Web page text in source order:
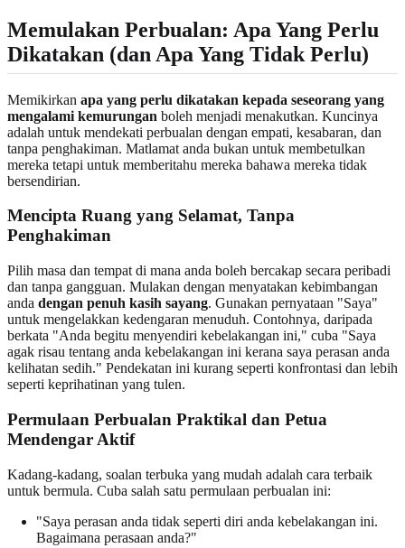
Memulakan Perbualan: Apa Yang Perlu
Dikatakan (dan Apa Yang Tidak Perlu)
Memikirkan apa yang perlu dikatakan kepada seseorang yang
mengalami kemurungan boleh menjadi menakutkan. Kuncinya
adalah untuk mendekati perbualan dengan empati, kesabaran, dan
tanpa penghakiman. Matlamat anda bukan untuk membetulkan
mereka tetapi untuk memberitahu mereka bahawa mereka tidak
bersendirian.
Mencipta Ruang yang Selamat, Tanpa
Penghakiman
Pilih masa dan tempat di mana anda boleh bercakap secara peribadi
dan tanpa gangguan. Mulakan dengan menyatakan kebimbangan
anda dengan penuh kasih sayang. Gunakan pernyataan "Saya"
untuk mengelakkan kedengaran menuduh. Contohnya, daripada
berkata "Anda begitu menyendiri kebelakangan ini," cuba "Saya
agak risau tentang anda kebelakangan ini kerana saya perasan anda
kelihatan sedih." Pendekatan ini kurang seperti konfrontasi dan lebih
seperti keprihatinan yang tulen.
Permulaan Perbualan Praktikal dan Petua
Mendengar Aktif
Kadang-kadang, soalan terbuka yang mudah adalah cara terbaik
untuk bermula. Cuba salah satu permulaan perbualan ini:
"Saya perasan anda tidak seperti diri anda kebelakangan ini.
Bagaimana perasaan anda?"